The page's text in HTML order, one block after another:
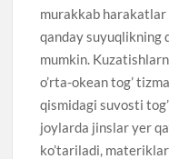
murakkab harakatlar
qanday suyuqlikning
mumkin.
o’rta-okean tog’
qismidagi suvosti
joylarda jinslar yer
ko’tariladi,